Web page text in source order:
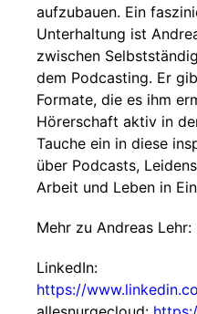
aufzubauen. Ein
Unterhaltung ist
zwischen
dem Podcasting. Er
Formate, die es ihm
Hörerschaft aktiv in
Tauche ein in diese
über Podcasts,
Arbeit und Leben in
Mehr zu Andreas Lehr:
LinkedIn:
https://